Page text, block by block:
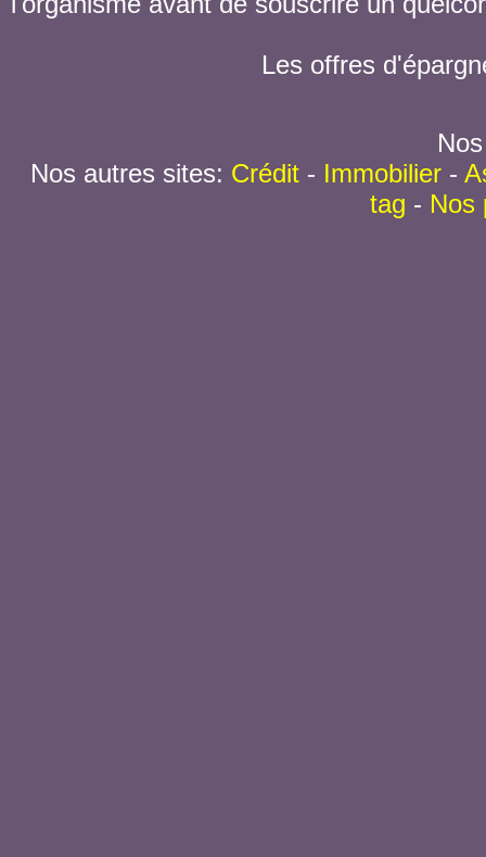
Les offres
Nos autres sites: Crédit- Immobilier-
tag - Nos